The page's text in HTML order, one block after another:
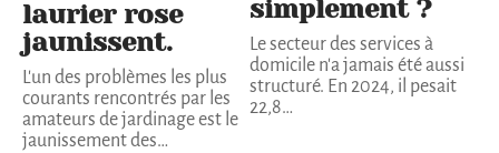
laurier rose
jaunissent.
L'un des problèmes les plus
courants rencontrés par les
amateurs de jardinage est le
jaunissement des…
simplement ?
Le secteur des services à
domicile n'a jamais été aussi
structuré. En 2024, il pesait
22,8…